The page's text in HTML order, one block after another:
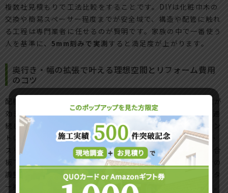
複数社見積もりで工法比較をすることです。DIYは化粧巾木の
交換や簡易スペーサー程度までが安全域で、構造や配管に触れ
る工程は専門業者に任せるのが賢明です。家族の中で一番使う
人を基準に、5mm刻みで実測 すると満足度が上がります。
奥行き・幅の拡張で叶える理想空間とリフォーム費用
のコツ
配膳導線や家電置き場を確保するなら、奥行きと幅の最適化が
効きます。カウンターテーブル一体型にすればダイニングと連
続した使い勝手が生まれ、収納も同時に改善できます。ポイン
トは下地と支持金物の選定です。荷重条件に合う金物（L型・
スリムブラケット・棚受け）を選び、石膏ボード下の間柱や合
板下地へ確実に固定します。キッチンカウンター交換や袖壁の
調整が絡むと構造確認が必須で、キッチンリフォームカウンタ
ー撤去やキッチン垂れ壁撤去では配線の移設費も考慮します。